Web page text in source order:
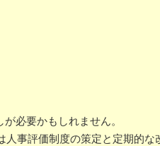
が必要かもしれません。
人事評価制度の策定と定期的な